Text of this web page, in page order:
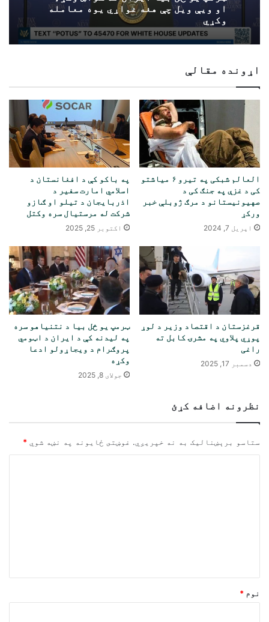
او ویې ویل چې هغه غواړي یوه معامله
وکړي
اړونده مقالې
العالم شبکی په تیرو ۶ میاشتو
کی د غزې په جنګ کی د
صهیونیستانو د مرګ ژوبلې خبر
ورکړ
اپریل 7, 2024
په باکو کې د افغانستان د
اسلامي امارت سفیر د
اذربایجان د تیلو او ګازو
شرکت له مرستیال سره وکتل
اکتوبر 25, 2025
قرغزستان د اقتصاد وزیر د لوړ
پوړي پلاوي په مشرۍ کابل ته
راغی
دسمبر 17, 2025
ټرمپ یو ځل بیا د نتنیاهو سره
په لیدنه کې د ایران د اټومي
پروګرام د ویجاړولو ادعا
وکړه
جولای 8, 2025
نظرونه اضافه کړئ
ستاسو برېښناليک به نه خپريږي. غوښتى ځایونه په نښه شوي *
نوم *